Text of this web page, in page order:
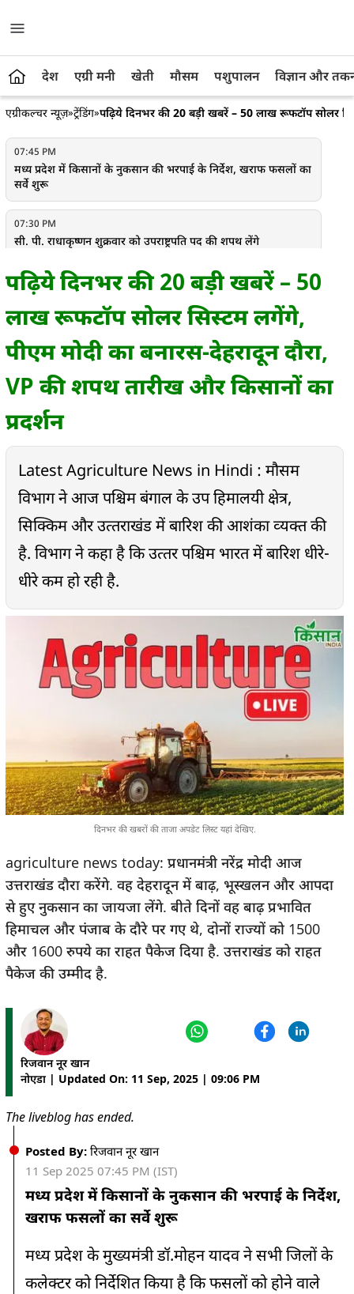
देश एग्री मनी खेती मौसम पशुपालन विज्ञान और
एग्रीकल्चर न्यूज़»ट्रेंडिंग»पढ़िये दिनभर की 20 बड़ी खबरें – 50 लाख रूफटॉप सोलर
07:45 PM
मध्य प्रदेश में किसानों के नुकसान की भरपाई के निर्देश, खराफ फसलों का
सर्वे शुरू
07:30 PM
सी. पी. राधाकृष्णन शुक्रवार को उपराष्ट्रपति पद की शपथ लेंगे
07:10 PM
राजद सांसद सुधाकर सिंह का आरोप, नीतीश कुमार की दिमाही हालत
ठीक नहीं
06:45 PM
मुंबई में 25,000 से ज्यादा इमारतें नई नीति के तहत नियमित की जाएंगी-
मंत्री
06:30 PM
आपदा प्रभावित उत्तराखंड का सर्वेक्षण करने के लिए प्रधानमंत्री मोदी
06:15 PM
अमित शाह ने 5 और हवाई अड्डों पर तेज इमिग्रेशन क्लियरेंस प्रोग्राम की
शुरुआत की
गडकरी ने स्क्रैपेज सर्टिफिकेट जमा करने वाले वाहन खरीदारों को
05:40 PM
नेपाल के राष्ट्रपति ने शांति की अपील की, कहा- मौजूदा संकट का
समाधान खोजने के प्रयास जारी हैं
मध्य प्रदेश में आंगनबाड़ी केंद्रों को अपडेट करने की तैयारी, 623 केंद्र
05:08 PM
गंगा ने फिर बढ़ाई बेगूसराय की मुश्किलें, शाम्हो में तीसरी बार डूबी मुख्य
सड़क
04:56 PM
बाढ़ में अभी भी डूबे दर्जनों गांव, गन्ना फसल में बीमारी लग रही और पौधे
सड़ रहे
04:40 PM
झाड़ू लेकर गुरुग्राम की सड़कें साफ करने उतरे CM नायब सैनी
03:58 PM
मुख्यमंत्री डॉ. मोहन यादव ने टॉपर विद्यार्थियों को स्कूटी का उपहार दिया
ये सच्चाई है कि वोट चोरी करके सरकारें बन रही हैं हम आपको गारंटी
03:30 PM
पीएम सूर्य घर मुफ्त बिजली योजना से 50 लाख रूफटॉप सोलर सिस्टम
लगाए जाएंगे- प्रह्लाद जोशी
किसान आंदोलन पर टिप्पणी मामले में 12 सितंबर को कंगना रनौत की
मानहानि पर सुनवाई करेगा
पढ़िये दिनभर की 20 बड़ी खबरें – 50
लाख रूफटॉप सोलर सिस्टम लगेंगे,
पीएम मोदी का बनारस-देहरादून दौरा,
VP की शपथ तारीख और किसानों का
प्रदर्शन
Latest Agriculture News in Hindi : मौसम
विभाग ने आज पश्चिम बंगाल के उप हिमालयी क्षेत्र,
सिक्किम और उत्‍तराखंड में बारिश की आशंका व्‍यक्‍त की
है. विभाग ने कहा है कि उत्‍तर पश्चिम भारत में बारिश धीरे-
धीरे कम हो रही है.
दिनभर की खबरों की ताजा अपडेट लिस्ट यहां देखिए.
agriculture news today: प्रधानमंत्री नरेंद्र मोदी आज
उत्तराखंड दौरा करेंगे. वह देहरादून में बाढ़, भूस्खलन और आपदा
से हुए नुकसान का जायजा लेंगे. बीते दिनों वह बाढ़ प्रभावित
हिमाचल और पंजाब के दौरे पर गए थे, दोनों राज्यों को 1500
और 1600 रुपये का राहत पैकेज दिया है. उत्तराखंड को राहत
पैकेज की उम्मीद है.
रिजवान नूर खान
नोएडा | Updated On: 11 Sep, 2025 | 09:06 PM
The liveblog has ended.
Posted By: रिजवान नूर खान
11 Sep 2025 07:45 PM (IST)
मध्य प्रदेश में किसानों के नुकसान की भरपाई के निर्देश,
खराफ फसलों का सर्वे शुरू
मध्य प्रदेश के मुख्यमंत्री डॉ.मोहन यादव ने सभी जिलों के
कलेक्टर को निर्देशित किया है कि फसलों को होने वाले